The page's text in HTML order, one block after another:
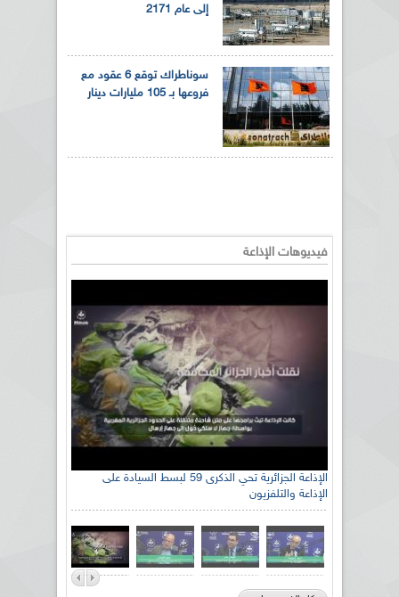
إلى عام 2171
سوناطراك توقع 6 عقود مع
فروعها بـ 105 مليارات دينار
فيديوهات الإذاعة
الإذاعة الجزائرية تحي الذكرى 59 لبسط السيادة على
الإذاعة والتلفزيون
رئيس اللجنة الوطنية الجزائرية للتضامن مع الشعب
الصحراوي السيد سعيد العياشي